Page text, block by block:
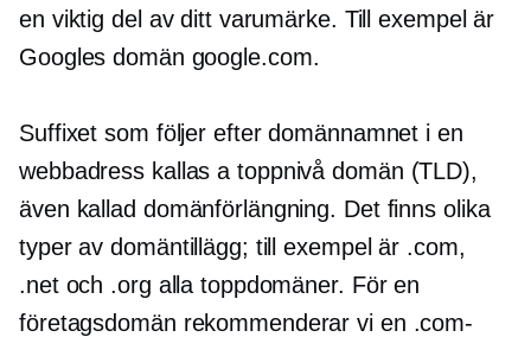
en viktig del av ditt varumärke. Till exempel är
Googles domän google.com.
Suffixet som följer efter domännamnet i en
webbadress kallas a toppnivå domän (TLD),
även kallad domänförlängning. Det finns olika
typer av domäntillägg; till exempel är .com,
.net och .org alla toppdomäner. För en
företagsdomän rekommenderar vi en .com-